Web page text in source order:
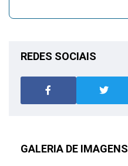
REDES SOCIAIS
GALERIA DE IMAGENS